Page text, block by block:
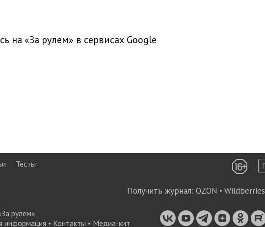
на «За рулем» в сервисах Google
Тесты
Получить журнал: OZON • Wildberries
рулем»
информация • Контакты • Медиа-кит